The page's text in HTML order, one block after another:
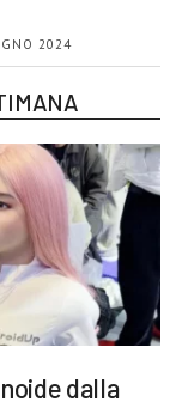
2024
dalla